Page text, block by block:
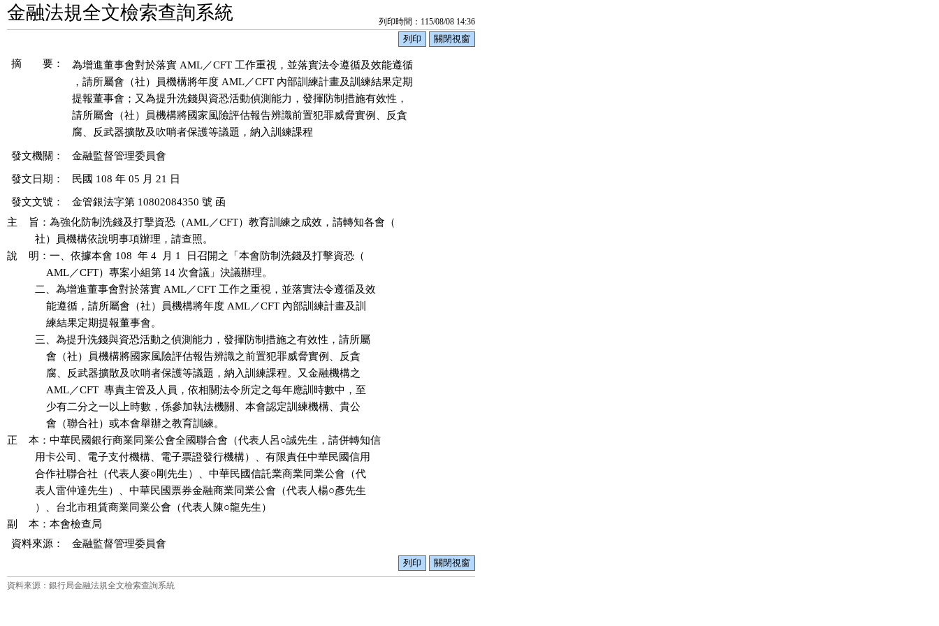
金融法規全文檢索查詢系統 列印時間：115/08/08 14:36
摘 要：
為增進董事會對於落實 AML／CFT 工作重視，並落實法令遵循及效能遵循
，請所屬會（社）員機構將年度 AML／CFT 內部訓練計畫及訓練結果定期
提報董事會；又為提升洗錢與資恐活動偵測能力，發揮防制措施有效性，
請所屬會（社）員機構將國家風險評估報告辨識前置犯罪威脅實例、反貪
發文機關： 金融監督管理委員會
發文日期： 民國 108 年 05 月 21 日
發文文號：
金管銀法字第 10802084350 號 函
主    旨：為強化防制洗錢及打擊資恐（AML／CFT）教育訓練之成效，請轉知各會（
          社）員機構依說明事項辦理，請查照。
說    明：一、依據本會 108  年 4  月 1  日召開之「本會防制洗錢及打擊資恐（
              AML／CFT）專案小組第 14 次會議」決議辦理。
          二、為增進董事會對於落實 AML／CFT 工作之重視，並落實法令遵循及效
              能遵循，請所屬會（社）員機構將年度 AML／CFT 內部訓練計畫及訓
              練結果定期提報董事會。
          三、為提升洗錢與資恐活動之偵測能力，發揮防制措施之有效性，請所屬
              會（社）員機構將國家風險評估報告辨識之前置犯罪威脅實例、反貪
              腐、反武器擴散及吹哨者保護等議題，納入訓練課程。又金融機構之
              AML／CFT  專責主管及人員，依相關法令所定之每年應訓時數中，至
              少有二分之一以上時數，係參加執法機關、本會認定訓練機構、貴公
              會（聯合社）或本會舉辦之教育訓練。
正    本：中華民國銀行商業同業公會全國聯合會（代表人呂○誠先生，請併轉知信
          用卡公司、電子支付機構、電子票證發行機構）、有限責任中華民國信用
          合作社聯合社（代表人麥○剛先生）、中華民國信託業商業同業公會（代
          表人雷仲達先生）、中華民國票券金融商業同業公會（代表人楊○彥先生
          ）、台北市租賃商業同業公會（代表人陳○龍先生）
資料來源：
金融監督管理委員會
資料來源：銀行局金融法規全文檢索查詢系統